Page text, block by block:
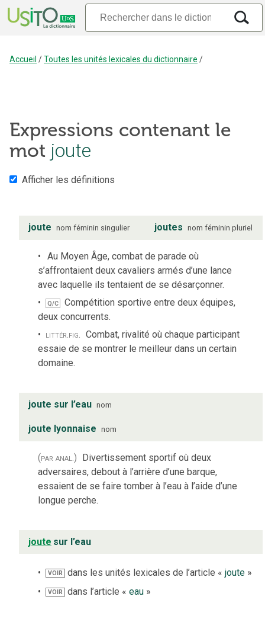
Accueil /Toutes les unités lexicales du dictionnaire /
Expressions contenant le
mot joute
Afficher les définitions
joute nom féminin singulier joutes nom féminin pluriel
Au Moyen Âge, combat de parade où
s’affrontaient deux cavaliers armés d’une lance
avec laquelle ils tentaient de se désarçonner.
Q/C
Compétition sportive entre deux équipes,
deux concurrents.
littér.fig. Combat, rivalité où chaque participant
essaie de se montrer le meilleur dans un certain
domaine.
joute sur l’eau nom
joute lyonnaise nom
(par anal.) Divertissement sportif où deux
adversaires, debout à l’arrière d’une barque,
essaient de se faire tomber à l’eau à l’aide d’une
longue perche.
joute sur l’eau
VOIR dans les unités lexicales de l’article «joute »
VOIR dans l’article «eau »